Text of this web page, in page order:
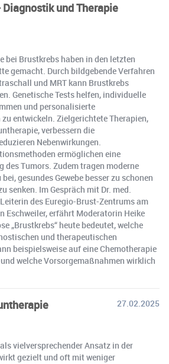
und Therapie
bei Brustkrebs haben in den letzten
gemacht. Durch bildgebende Verfahren
und MRT kann Brustkrebs
Genetische Tests helfen, individuelle
und personalisierte
entwickeln. Zielgerichtete Therapien,
verbessern die
Nebenwirkungen.
ermöglichen eine
des Tumors. Zudem tragen moderne
gesundes Gewebe besser zu schonen
senken. Im Gespräch mit Dr. med.
des Euregio-Brust-Zentrums am
Eschweiler, erfährt Moderatorin Heike
„Brustkrebs“ heute bedeutet, welche
und therapeutischen
beispielsweise auf eine Chemotherapie
welche Vorsorgemaßnahmen wirklich
27.02.2025
vielversprechender Ansatz in der
gezielt und oft mit weniger